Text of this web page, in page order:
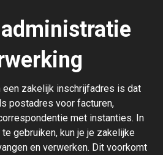
een zakelijk inschrijfadres is dat
postadres voor facturen,
met instanties. In
gebruiken, kun je je zakelijke
en verwerken. Dit voorkomt